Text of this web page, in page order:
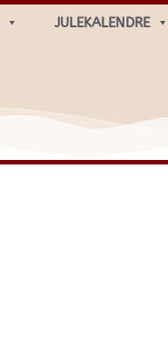
JULEKALENDRE